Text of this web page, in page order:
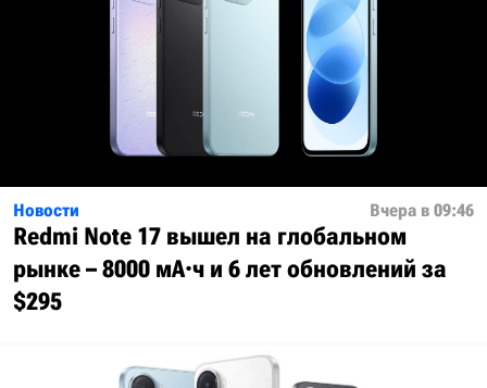
Новости Вчера в 09:46
Redmi Note 17 вышел на глобальном
рынке – 8000 мА·ч и 6 лет обновлений за
$295